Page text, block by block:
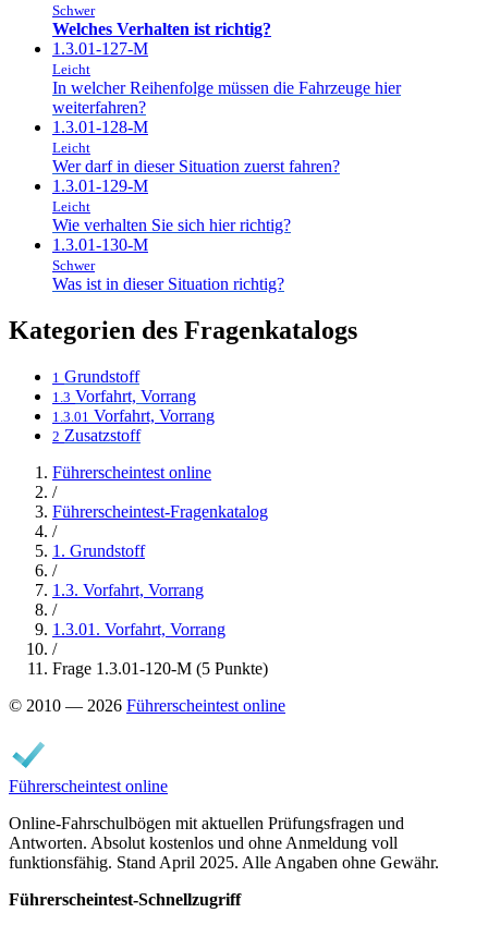
Schwer
Welches Verhalten ist richtig?
1.3.01-127-M
Leicht
In welcher Reihenfolge müssen die Fahrzeuge hier
weiterfahren?
1.3.01-128-M
Leicht
Wer darf in dieser Situation zuerst fahren?
1.3.01-129-M
Leicht
Wie verhalten Sie sich hier richtig?
1.3.01-130-M
Schwer
Was ist in dieser Situation richtig?
Kategorien des Fragenkatalogs
1 Grundstoff
1.3 Vorfahrt, Vorrang
1.3.01 Vorfahrt, Vorrang
2 Zusatzstoff
Führerscheintest online
/
Führerscheintest-Fragenkatalog
/
1. Grundstoff
/
1.3. Vorfahrt, Vorrang
/
1.3.01. Vorfahrt, Vorrang
/
Frage 1.3.01-120-M (5 Punkte)
© 2010 — 2026 Führerscheintest online
Führerscheintest online
Online-Fahrschulbögen mit aktuellen Prüfungsfragen und
Antworten. Absolut kostenlos und ohne Anmeldung voll
funktionsfähig. Stand April 2025. Alle Angaben ohne Gewähr.
Führerscheintest-Schnellzugriff